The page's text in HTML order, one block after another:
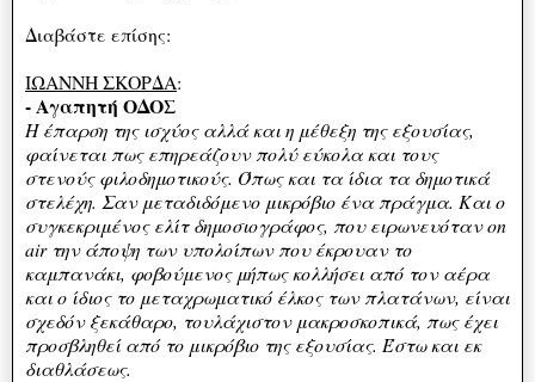
Διαβάστε επίσης:
ΙΩΑΝΝΗ ΣΚΟΡΔΑ:
- Αγαπητή ΟΔΟΣ
Η έπαρση της ισχύος αλλά και η μέθεξη της εξουσίας,
φαίνεται πως επηρεάζουν πολύ εύκολα και τους
στενούς φιλοδημοτικούς. Όπως και τα ίδια τα δημοτικά
στελέχη. Σαν μεταδιδόμενο μικρόβιο ένα πράγμα. Και ο
συγκεκριμένος ελίτ δημοσιογράφος, που ειρωνευόταν on
air την άποψη των υπολοίπων που έκρουαν το
καμπανάκι, φοβούμενος μήπως κολλήσει από τον αέρα
και ο ίδιος το μεταχρωματικό έλκος των πλατάνων, είναι
σχεδόν ξεκάθαρο, τουλάχιστον μακροσκοπικά, πως έχει
προσβληθεί από το μικρόβιο της εξουσίας. Έστω και εκ
διαθλάσεως.